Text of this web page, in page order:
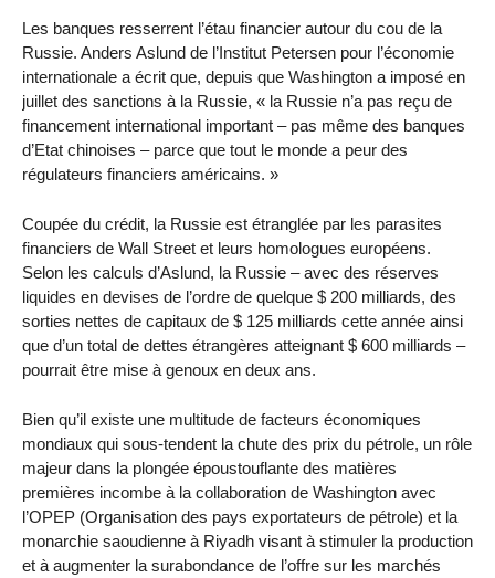
Les banques resserrent l’étau financier autour du cou de la
Russie. Anders Aslund de l’Institut Petersen pour l’économie
internationale a écrit que, depuis que Washington a imposé en
juillet des sanctions à la Russie, « la Russie n’a pas reçu de
financement international important – pas même des banques
d’Etat chinoises – parce que tout le monde a peur des
régulateurs financiers américains. »
Coupée du crédit, la Russie est étranglée par les parasites
financiers de Wall Street et leurs homologues européens.
Selon les calculs d’Aslund, la Russie – avec des réserves
liquides en devises de l’ordre de quelque $ 200 milliards, des
sorties nettes de capitaux de $ 125 milliards cette année ainsi
que d’un total de dettes étrangères atteignant $ 600 milliards –
pourrait être mise à genoux en deux ans.
Bien qu’il existe une multitude de facteurs économiques
mondiaux qui sous-tendent la chute des prix du pétrole, un rôle
majeur dans la plongée époustouflante des matières
premières incombe à la collaboration de Washington avec
l’OPEP (Organisation des pays exportateurs de pétrole) et la
monarchie saoudienne à Riyadh visant à stimuler la production
et à augmenter la surabondance de l’offre sur les marchés